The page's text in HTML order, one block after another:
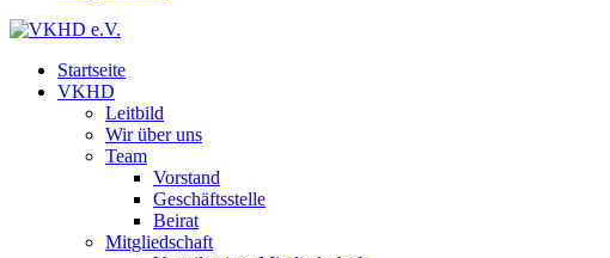
Startseite
VKHD
Leitbild
Wir über uns
Team
Vorstand
Geschäftsstelle
Beirat
Mitgliedschaft